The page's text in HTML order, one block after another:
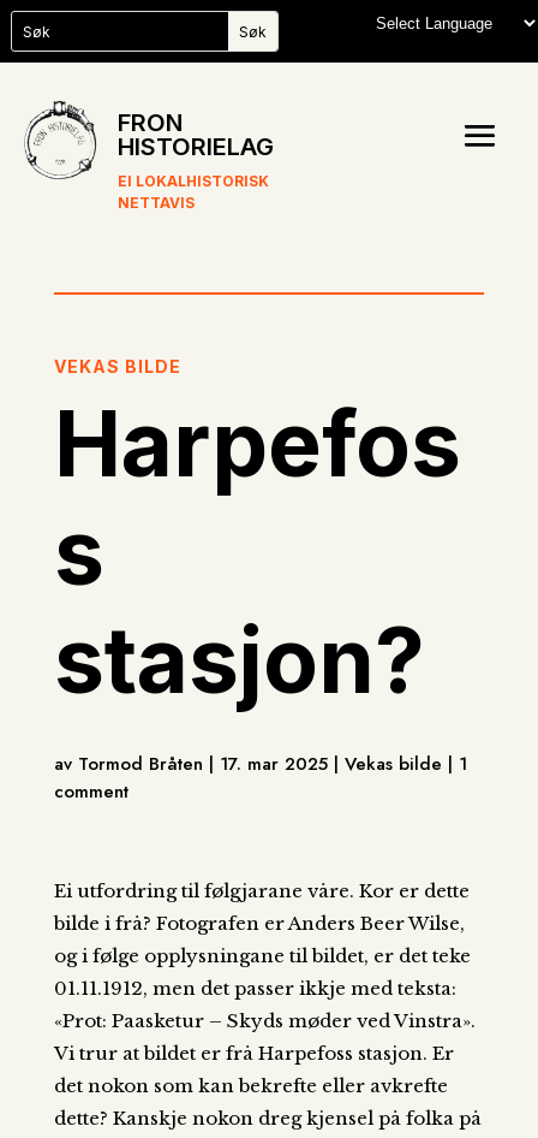
FRON
HISTORIELAG
EI LOKALHISTORISK
NETTAVIS
VEKAS BILDE
Harpefos
s
stasjon?
av Tormod Bråten | 17. mar 2025 | Vekas bilde | 1
comment
Ei utfordring til følgjarane våre. Kor er dette
bilde i frå? Fotografen er Anders Beer Wilse,
og i følge opplysningane til bildet, er det teke
01.11.1912, men det passer ikkje med teksta:
«Prot: Paasketur – Skyds møder ved Vinstra».
Vi trur at bildet er frå Harpefoss stasjon. Er
det nokon som kan bekrefte eller avkrefte
dette? Kanskje nokon dreg kjensel på folka på